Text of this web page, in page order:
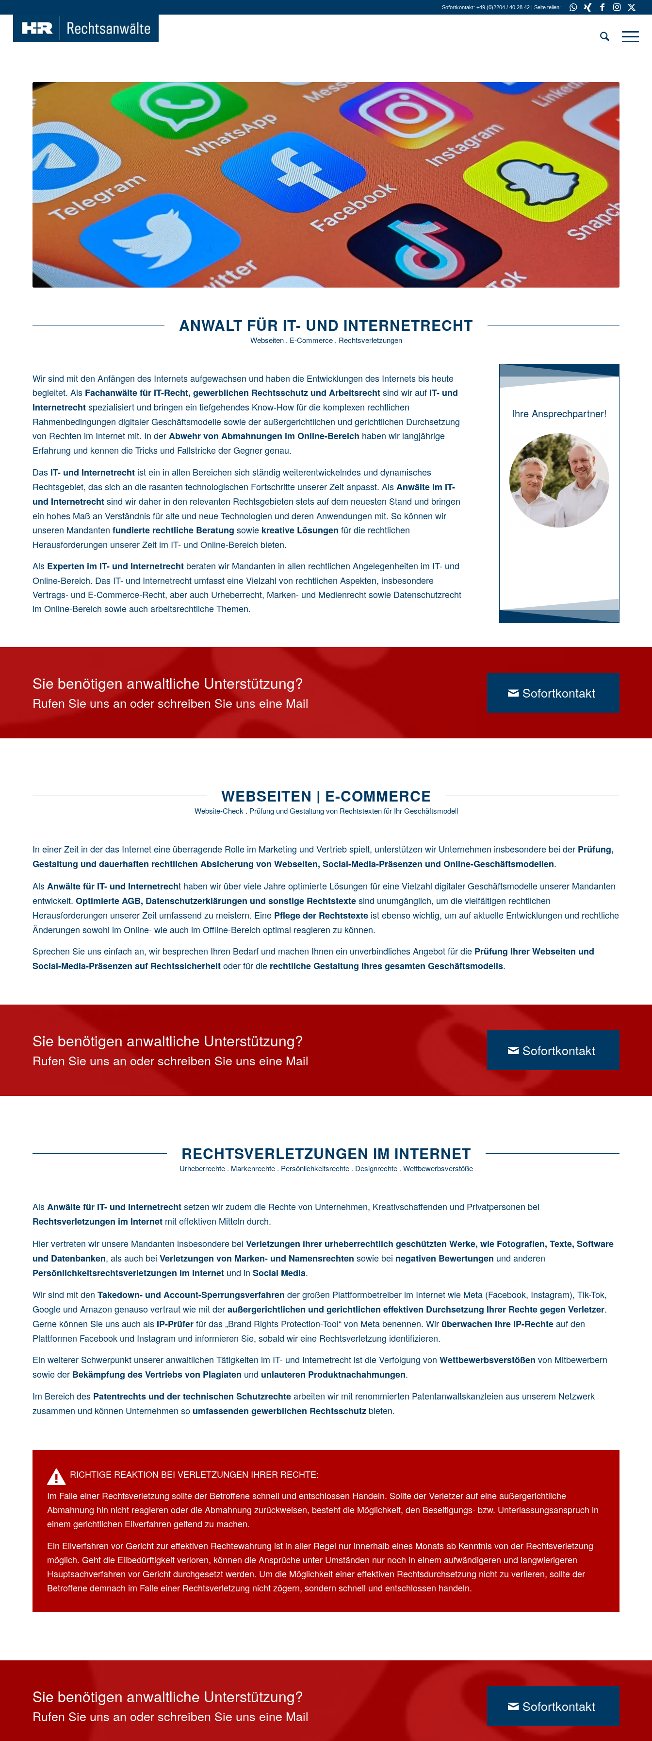
Sofortkontakt: +49 (0)2204 / 40 28 42 | Seite teilen:
ANWALT FÜR IT- UND INTERNETRECHT
Webseiten . E-Commerce . Rechtsverletzungen
Wir sind mit den Anfängen des Internets aufgewachsen und haben die Entwicklungen des Internets bis heute
begleitet. Als Fachanwälte für IT-Recht, gewerblichen Rechtsschutz und Arbeitsrechtsind wir auf IT- und
Internetrechtspezialisiert und bringen ein tiefgehendes Know-How für die komplexen rechtlichen
Rahmenbedingungen digitaler Geschäftsmodelle sowie der außergerichtlichen und gerichtlichen Durchsetzung
von Rechten im Internet mit. In derAbwehr von Abmahnungen im Online-Bereich haben wir langjährige
Erfahrung und kennen die Tricks und Fallstricke der Gegner genau.
Das IT- und Internetrecht ist ein in allen Bereichen sich ständig weiterentwickelndes und dynamisches
Rechtsgebiet, das sich an die rasanten technologischen Fortschritte unserer Zeit anpasst. AlsAnwälte im IT-
und Internetrechtsind wir daher in den relevanten Rechtsgebieten stets auf dem neuesten Stand und bringen
ein hohes Maß an Verständnis für alte und neue Technologien und deren Anwendungen mit. So können wir
unseren Mandanten fundierte rechtliche Beratung sowie kreative Lösungen für die rechtlichen
Herausforderungen unserer Zeit im IT- und Online-Bereich bieten.
Als Experten im IT- und Internetrecht beraten wir Mandanten in allen rechtlichen Angelegenheiten im IT- und
Online-Bereich. Das IT- und Internetrecht umfasst eine Vielzahl von rechtlichen Aspekten, insbesondere
Vertrags- und E-Commerce-Recht, aber auch Urheberrecht, Marken- und Medienrechtsowie Datenschutzrecht
im Online-Bereich sowie auch arbeitsrechtliche Themen.
Ihre Ansprechpartner!
Sie benötigen anwaltliche Unterstützung?
Rufen Sie uns an oder schreiben Sie uns eine Mail
Sofortkontakt
WEBSEITEN | E-COMMERCE
Website-Check . Prüfung und Gestaltung von Rechtstexten für Ihr Geschäftsmodell
In einer Zeit in der das Internet eine überragende Rolle im Marketing und Vertrieb spielt, unterstützen wir Unternehmen insbesondere bei der Prüfung,
Gestaltung und dauerhaften rechtlichen Absicherung von Webseiten, Social-Media-Präsenzen und Online-Geschäftsmodellen.
AlsAnwälte für IT- und Internetrecht haben wir über viele Jahre optimierte Lösungen für eine Vielzahl digitaler Geschäftsmodelle unserer Mandanten
entwickelt. Optimierte AGB, Datenschutzerklärungen und sonstige Rechtstextesind unumgänglich, um die vielfältigen rechtlichen
Herausforderungen unserer Zeit umfassend zu meistern. Eine Pflege der Rechtstexte ist ebenso wichtig, um auf aktuelle Entwicklungen und rechtliche
Änderungen sowohl im Online- wie auch im Offline-Bereich optimal reagieren zu können.
Sprechen Sie uns einfach an, wir besprechen Ihren Bedarf und machen Ihnen ein unverbindliches Angebot für die Prüfung Ihrer Webseiten und
Social-Media-Präsenzen auf Rechtssicherheitoder für die rechtliche Gestaltung Ihres gesamten Geschäftsmodells.
Sie benötigen anwaltliche Unterstützung?
Rufen Sie uns an oder schreiben Sie uns eine Mail
Sofortkontakt
RECHTSVERLETZUNGEN IM INTERNET
Urheberrechte . Markenrechte . Persönlichkeitsrechte . Designrechte . Wettbewerbsverstöße
AlsAnwälte für IT- und Internetrechtsetzen wir zudem die Rechte von Unternehmen, Kreativschaffenden und Privatpersonen bei
Rechtsverletzungen im Internet mit effektiven Mitteln durch.
Hier vertreten wir unsere Mandanten insbesondere bei Verletzungen ihrer urheberrechtlich geschützten Werke, wie Fotografien, Texte, Software
und Datenbanken, als auch bei Verletzungen von Marken- und Namensrechten sowie bei negativen Bewertungen und anderen
Persönlichkeitsrechtsverletzungen im Internet und in Social Media.
Wir sind mit den Takedown- und Account-Sperrungsverfahren der großen Plattformbetreiber im Internet wie Meta (Facebook, Instagram), Tik-Tok,
Google und Amazon genauso vertraut wie mit deraußergerichtlichen und gerichtlichen effektiven Durchsetzung Ihrer Rechte gegen Verletzer.
Gerne können Sie uns auch als IP-Prüferfür das „Brand Rights Protection-Tool“ von Meta benennen. Wir überwachen Ihre IP-Rechteauf den
Plattformen Facebook und Instagram und informieren Sie, sobald wir eine Rechtsverletzung identifizieren.
Ein weiterer Schwerpunkt unserer anwaltlichen Tätigkeiten im IT- und Internetrecht ist die Verfolgung von Wettbewerbsverstößen von Mitbewerbern
sowie der Bekämpfung des Vertriebs von Plagiaten und unlauteren Produktnachahmungen.
Im Bereich des Patentrechts und der technischen Schutzrechtearbeiten wir mit renommierten Patentanwaltskanzleien aus unserem Netzwerk
zusammen und können Unternehmen so umfassenden gewerblichen Rechtsschutz bieten.
RICHTIGE REAKTION BEI VERLETZUNGEN IHRER RECHTE:
Im Falle einer Rechtsverletzung sollte der Betroffene schnell und entschlossen Handeln. Sollte der Verletzer auf eine außergerichtliche
Abmahnung hin nicht reagieren oder die Abmahnung zurückweisen, besteht die Möglichkeit, den Beseitigungs- bzw. Unterlassungsanspruch in
einem gerichtlichen Eilverfahren geltend zu machen.
Ein Eilverfahren vor Gericht zur effektiven Rechtewahrung ist in aller Regel nur innerhalb eines Monats ab Kenntnis von der Rechtsverletzung
möglich. Geht die Eilbedürftigkeit verloren, können die Ansprüche unter Umständen nur noch in einem aufwändigeren und langwierigeren
Hauptsachverfahren vor Gericht durchgesetzt werden. Um die Möglichkeit einer effektiven Rechtsdurchsetzung nicht zu verlieren, sollte der
Betroffene demnach im Falle einer Rechtsverletzung nicht zögern, sondern schnell und entschlossen handeln.
Sie benötigen anwaltliche Unterstützung?
Rufen Sie uns an oder schreiben Sie uns eine Mail
Sofortkontakt